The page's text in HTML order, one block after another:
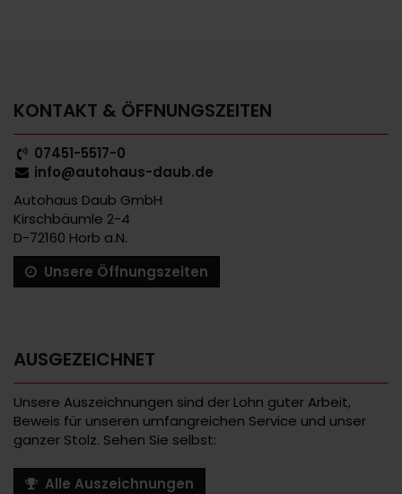
KONTAKT & ÖFFNUNGSZEITEN
07451-5517-0
info@autohaus-daub.de
Autohaus Daub GmbH
Kirschbäumle 2-4
D-72160 Horb a.N.
Unsere Öffnungszeiten
AUSGEZEICHNET
Unsere Auszeichnungen sind der Lohn guter Arbeit,
Beweis für unseren umfangreichen Service und unser
ganzer Stolz. Sehen Sie selbst:
Alle Auszeichnungen